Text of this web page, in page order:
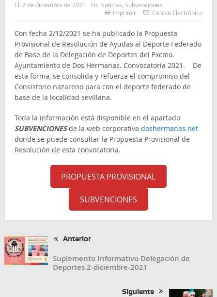
El: 2 de diciembre de 2021 En: Noticias Subvenciones
Imprimir
Correo Electrónico
Con fecha 2/12/2021 se ha publicado la Propuesta
Provisional de Resolución de Ayudas al Deporte Federado
de Base de la Delegación de Deportes del Excmo.
Ayuntamiento de Dos Hermanas. Convocatoria 2021. De
esta forma, se consolida y refuerza el compromiso del
Consistorio nazareno para con el deporte federado de
base de la localidad sevillana.
Toda la información está disponible en el apartado
SUBVENCIONESde la web corporativa doshermanas.net
donde se puede consultar la Propuesta Provisional de
Resolución de esta convocatoria.
PROPUESTA PROVISIONAL
SUBVENCIONES
Anterior
Suplemento Informativo Delegación de
Deportes 2-diciembre-2021
Siguiente